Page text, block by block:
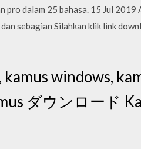
dalam 25 bahasa. 15 Jul
sebagian Silahkan klik link
windows,
ダウンロード